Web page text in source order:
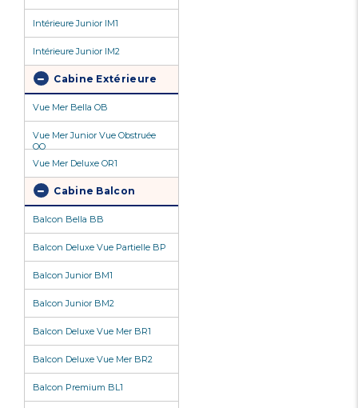
Intérieure Junior IM1
Intérieure Junior IM2
Cabine Extérieure
Vue Mer Bella OB
Vue Mer Junior Vue Obstruée
OO
Vue Mer Deluxe OR1
Cabine Balcon
Balcon Bella BB
Balcon Deluxe Vue Partielle BP
Balcon Junior BM1
Balcon Junior BM2
Balcon Deluxe Vue Mer BR1
Balcon Deluxe Vue Mer BR2
Balcon Premium BL1